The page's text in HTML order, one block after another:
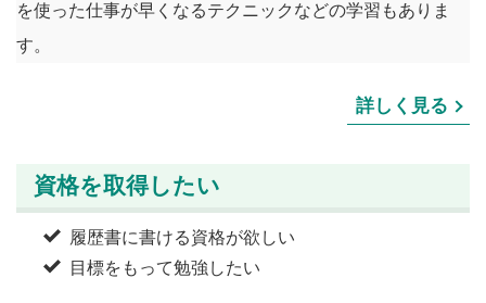
を使った仕事が早くなるテクニックなどの学習もありま
す。
詳しく見る
資格を取得したい
履歴書に書ける資格が欲しい
目標をもって勉強したい